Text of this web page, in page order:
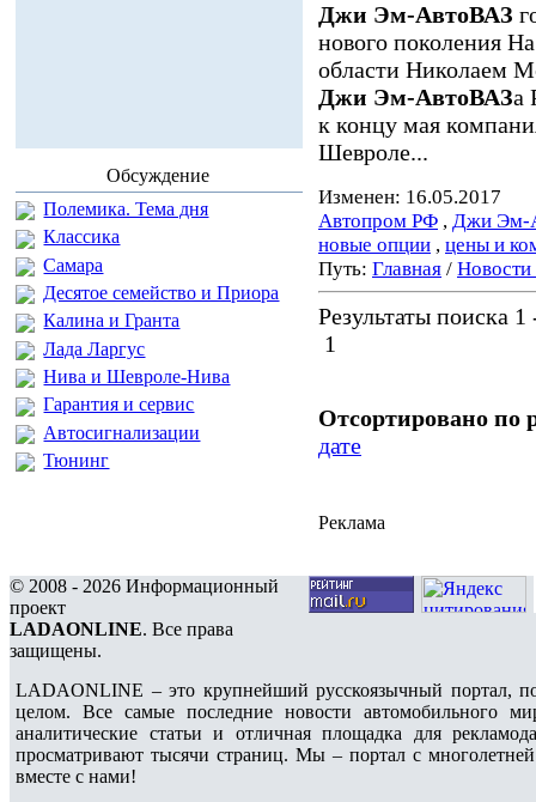
Обсуждение
Полемика. Тема дня
Классика
Самара
Десятое семейство и Приора
Калина и Гранта
Лада Ларгус
Нива и Шевроле-Нива
Гарантия и сервис
Автосигнализации
Тюнинг
Джи Эм-АвтоВАЗ
нового поколения
области Николаем
Джи Эм-АвтоВАЗа
к концу мая
Шевроле...
Изменен: 16.05.2017
Автопром РФ , Джи Эм-
новые опции , цены и
Путь: Главная /
Результаты поиска 1
1
Отсортировано по
дате
Реклама
© 2008 - 2026 Информационный
проект
LADAONLINE. Все права
защищены.
LADAONLINE – это крупнейший русскоязычный портал,
целом. Все самые последние новости автомобильного
аналитические статьи и отличная площадка для
просматривают тысячи страниц. Мы – портал с
вместе с нами!